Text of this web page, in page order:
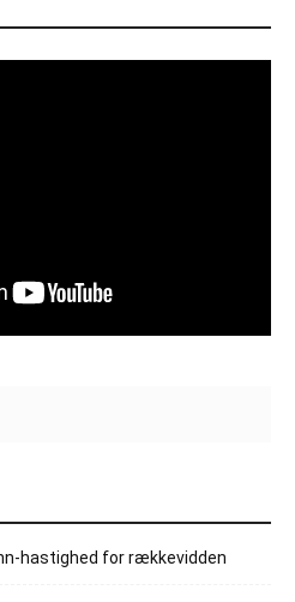
hastighed for rækkevidden